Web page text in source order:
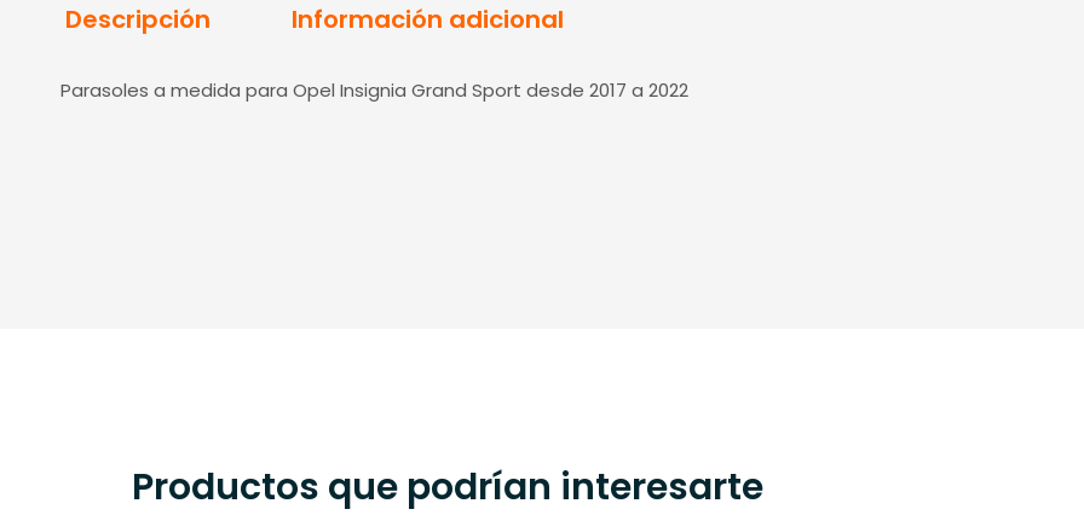
Descripción Información adicional
Parasoles a medida para Opel Insignia Grand Sport desde 2017 a 2022
Productos que podrían interesarte